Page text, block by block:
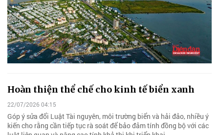
Hoàn thiện thể chế cho kinh tế biển xanh
22/07/2026 04:15
Góp ý sửa đổi Luật Tài nguyên, môi trường biển và hải đảo, nhiều ý
kiến cho rằng cần tiếp tục rà soát để bảo đảm tính đồng bộ với các